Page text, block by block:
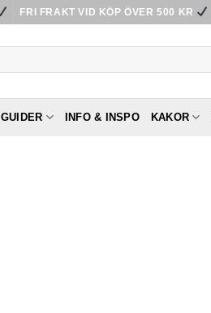
FRI FRAKT VID KÖP ÖVER 500 KR
GUIDER INFO & INSPO KAKOR